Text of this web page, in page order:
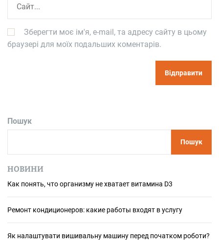
Зберегти моє ім'я, e-mail, та адресу сайту в цьому
браузері для моїх подальших коментарів.
Пошук
Пошук
НОВИНИ
Как понять, что организму не хватает витамина D3
Ремонт кондиционеров: какие работы входят в услугу
Як налаштувати вишивальну машину перед початком роботи?